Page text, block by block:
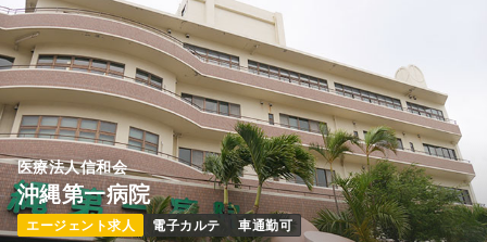
医療法人信和会
沖縄第一病院
エージェント求人 電子カルテ 車通勤可